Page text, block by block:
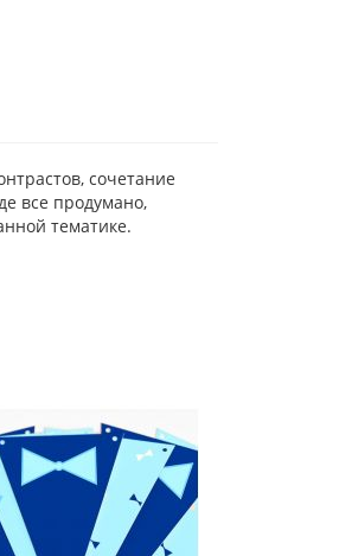
сочетание
все продумано,
тематике.